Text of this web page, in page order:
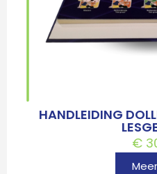
HANDLEIDING
€